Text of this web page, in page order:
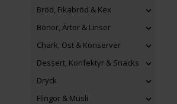
Bröd, Fikabröd & Kex
Bönor, Ärtor & Linser
Chark, Ost & Konserver
Dessert, Konfektyr & Snacks
Dryck
Flingor & Müsli